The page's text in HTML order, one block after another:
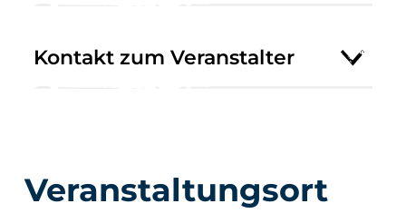
Kontakt zum Veranstalter
Veranstaltungsort